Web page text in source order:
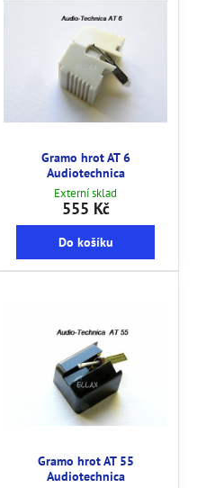
Gramo hrot AT 6
Audiotechnica
Externí sklad
555 Kč
Do košíku
Gramo hrot AT 55
Audiotechnica